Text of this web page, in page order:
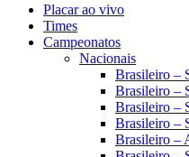
Placar ao vivo
Times
Campeonatos
Nacionais
Brasileiro –
Brasileiro –
Brasileiro –
Brasileiro –
Brasileiro –